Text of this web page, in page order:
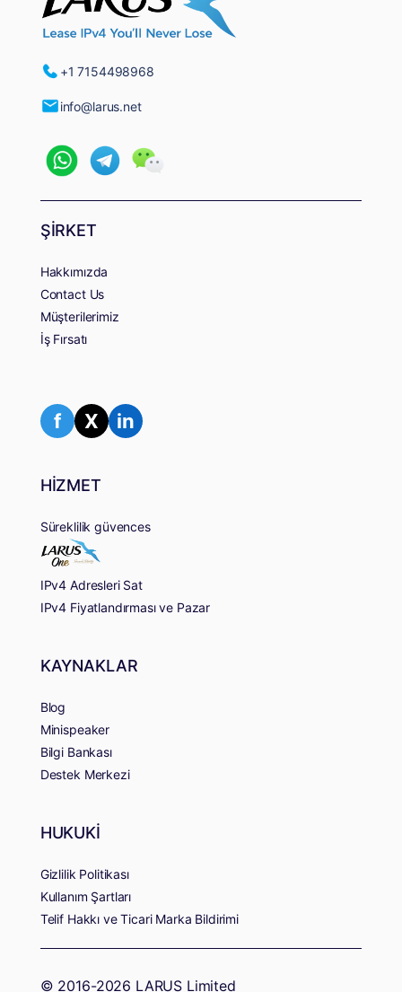
+1 7154498968
info@larus.net
ŞİRKET
Hakkımızda
Contact Us
Müşterilerimiz
İş Fırsatı
f X in
HİZMET
Süreklilik güvences
IPv4 Adresleri Sat
IPv4 Fiyatlandırması ve Pazar
KAYNAKLAR
Blog
Minispeaker
Bilgi Bankası
Destek Merkezi
HUKUKİ
Gizlilik Politikası
Kullanım Şartları
Telif Hakkı ve Ticari Marka Bildirimi
© 2016-2026 LARUS Limited